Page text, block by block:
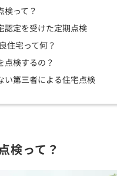
検って？
認定を受けた定期点検
住宅って何？
点検するの？
い第三者による住宅点検
検って？